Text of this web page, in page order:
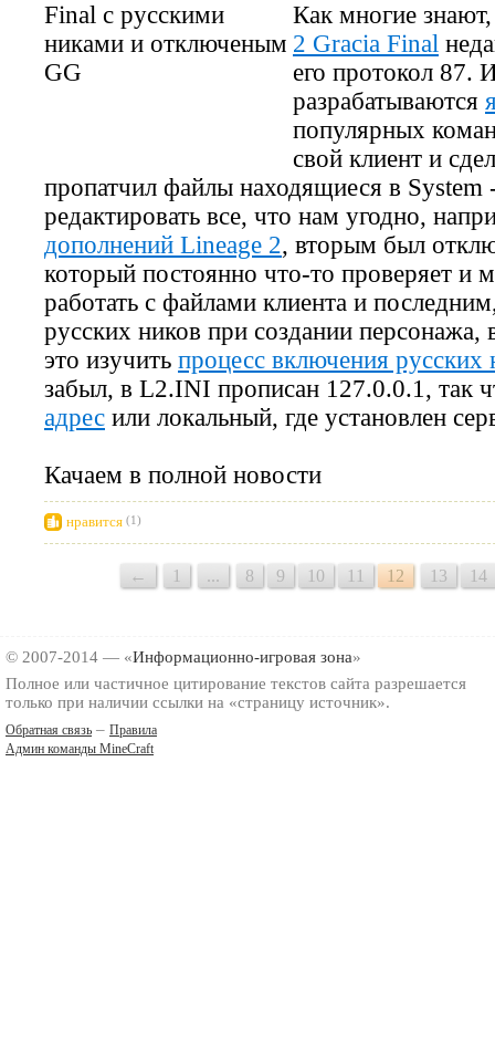
Как многие
2 Gracia Final
его протокол 87.
разрабатываются
популярных
свой клиент и
пропатчил файлы находящиеся в System
редактировать все, что нам угодно,
дополнений Lineage 2, вторым был
который постоянно что-то проверяет и
работать с файлами клиента и
русских ников при создании персонажа,
это изучить процесс включения русских
забыл, в L2.INI прописан 127.0.0.1, так
адрес или локальный, где установлен
Качаем в полной новости
нравится (1)
← 1 ... 8 9 10 11 12 13 14
© 2007-2014 — «Информационно-игровая зона»
Полное или частичное цитирование текстов сайта разрешается
только при наличии ссылки на «страницу источник».
Обратная связь – Правила
Админ команды MineCraft